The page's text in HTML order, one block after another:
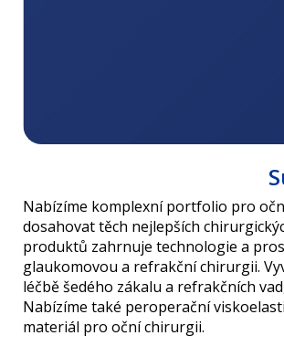
Nabízíme komplexní portfolio pro
dosahovat těch nejlepších
produktů zahrnuje technologie a
glaukomovou a refrakční chirurgii.
léčbě šedého zákalu a refrakčních
Nabízíme také peroperační
materiál pro oční chirurgii.